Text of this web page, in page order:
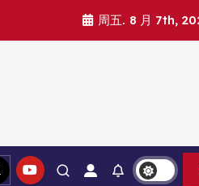
周五. 8 月 7th,